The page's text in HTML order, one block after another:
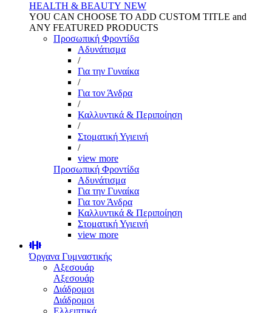
HEALTH & BEAUTY NEW
YOU CAN CHOOSE TO ADD CUSTOM TITLE and
ANY FEATURED PRODUCTS
Προσωπική Φροντίδα
Αδυνάτισμα
/
Για την Γυναίκα
/
Για τον Άνδρα
/
Καλλυντικά & Περιποίηση
/
Στοματική Υγιεινή
/
view more
Προσωπική Φροντίδα
Αδυνάτισμα
Για την Γυναίκα
Για τον Άνδρα
Καλλυντικά & Περιποίηση
Στοματική Υγιεινή
view more
Όργανα Γυμναστικής
Αξεσουάρ
Αξεσουάρ
Διάδρομοι
Διάδρομοι
Ελλειπτικά